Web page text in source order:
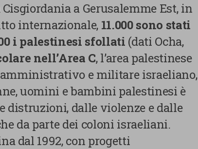
a Gerusalemme Est, in
internazionale, 11.000 sono stati
i palestinesi sfollati (dati Ocha,
nell’Area C, l’area palestinese
e militare israeliano,
uomini e bambini palestinesi è
distruzioni, dalle violenze e dalle
da parte dei coloni israeliani.
dal 1992, con progetti